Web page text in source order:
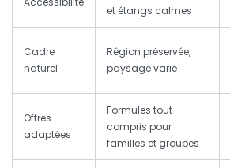
et étangs calmes
Cadre
naturel
Région préservée,
paysage varié
Offres
adaptées
Formules tout
compris pour
familles et groupes